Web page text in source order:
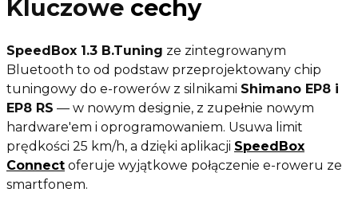
Kluczowe cechy
SpeedBox 1.3 B.Tuning ze zintegrowanym
Bluetooth to od podstaw przeprojektowany chip
tuningowy do e-rowerów z silnikami Shimano EP8 i
EP8 RS — w nowym designie, z zupełnie nowym
hardware'em i oprogramowaniem. Usuwa limit
prędkości 25 km/h, a dzięki aplikacji SpeedBox
Connect oferuje wyjątkowe połączenie e-roweru ze
smartfonem.